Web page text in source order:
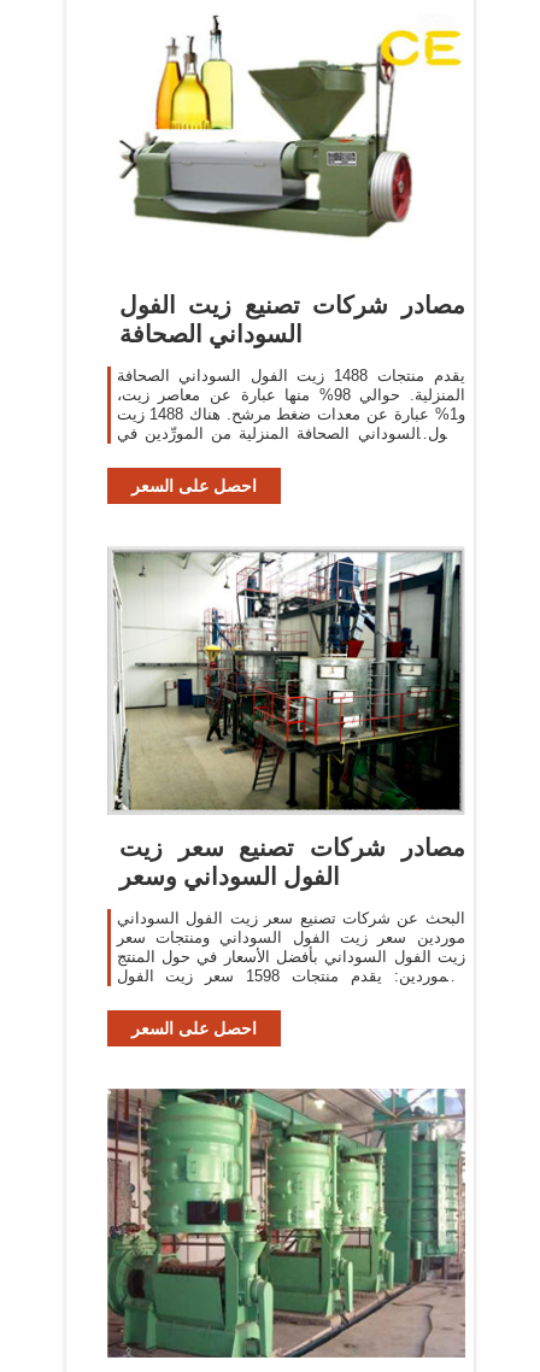
مصادر شركات تصنيع زيت الفول
السوداني الصحافة
يقدم منتجات 1488 زيت الفول السوداني الصحافة
المنزلية. حوالي 98% منها عبارة عن معاصر زيت،
و1% عبارة عن معدات ضغط مرشح. هناك 1488 زيت
الفول السوداني الصحافة المنزلية من المورِّدين في
احصل على السعر
مصادر شركات تصنيع سعر زيت
الفول السوداني وسعر
البحث عن شركات تصنيع سعر زيت الفول السوداني
موردين سعر زيت الفول السوداني ومنتجات سعر
زيت الفول السوداني بأفضل الأسعار في حول المنتج
والموردين: يقدم منتجات 1598 سعر زيت الفول
احصل على السعر